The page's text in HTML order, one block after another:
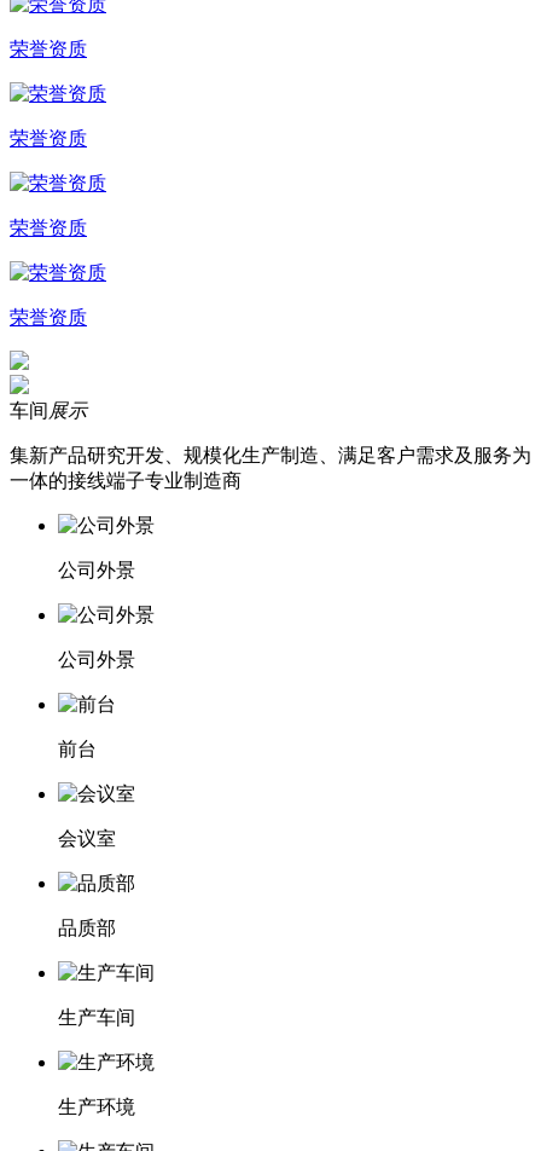
荣誉资质
荣誉资质
荣誉资质
荣誉资质
车间 展示
集新产品研究开发、规模化生产制造、满足客户需求及服务为
一体的接线端子专业制造商
公司外景
公司外景
前台
会议室
品质部
生产车间
生产环境